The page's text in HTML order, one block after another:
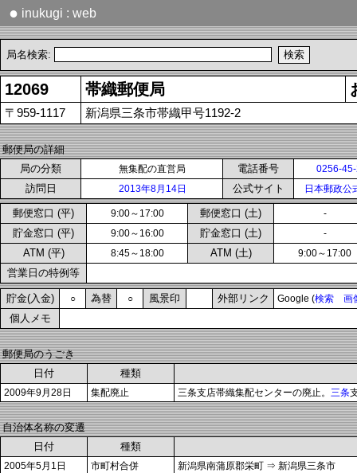
● inukugi : web
局名検索:
12069 帯織郵便局
〒959-1117 新潟県三条市帯織甲号1192-2
郵便局の詳細
局の分類
無集配の直営局 電話番号 0256-
訪問日 2013年8月14日 公式サイト 日本郵政公
郵便窓口 (平) 9:00～17:00 郵便窓口 (土) -
貯金窓口 (平) 9:00～16:00 貯金窓口 (土) -
ATM (平) 8:45～18:00 ATM (土) 9:00～17:00
営業日の特例等
貯金(入金) ○ 為替 ○ 風景印 外部リンク Google (検索 画
個人メモ
郵便局のうごき
日付
種類
2009年9月28日 集配廃止 三条支店帯織集配センターの廃止。 三条
自治体名称の変遷
日付
種類
2005年5月1日 市町村合併 新潟県南蒲原郡栄町 ⇒ 新潟県三条市